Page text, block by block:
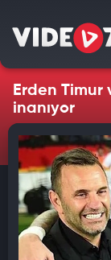
Erden Timur
inanıyor